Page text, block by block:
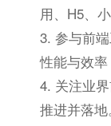
用、H5、
3. 参与前
性能与效
4. 关注业
推进并落地。